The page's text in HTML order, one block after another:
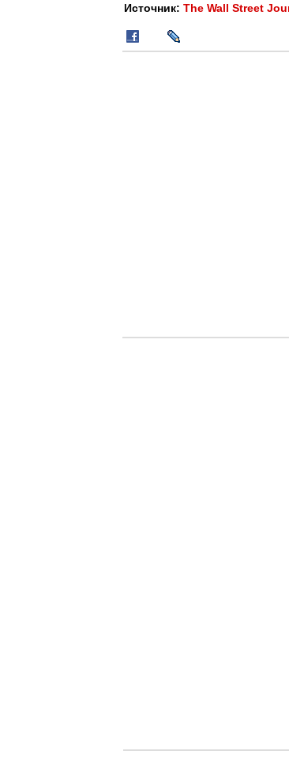
Источник: The Wall Street